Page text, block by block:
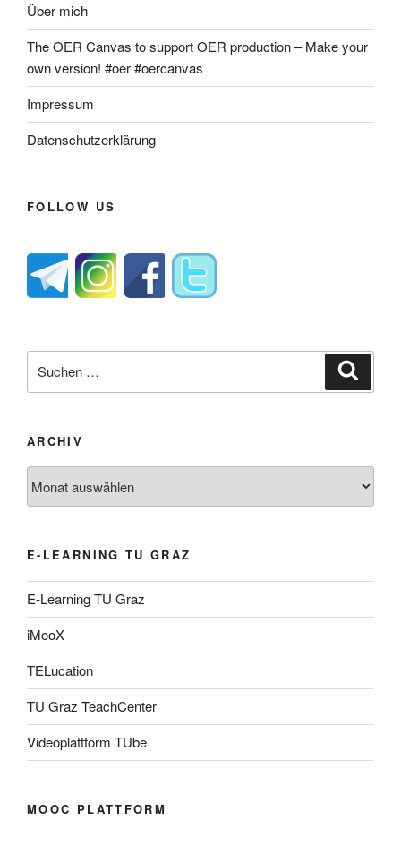
Über mich
The OER Canvas to support OER production – Make your
own version! #oer #oercanvas
Impressum
Datenschutzerklärung
FOLLOW US
nach:
ARCHIV
E-LEARNING TU GRAZ
E-Learning TU Graz
iMooX
TELucation
TU Graz TeachCenter
Videoplattform TUbe
MOOC PLATTFORM